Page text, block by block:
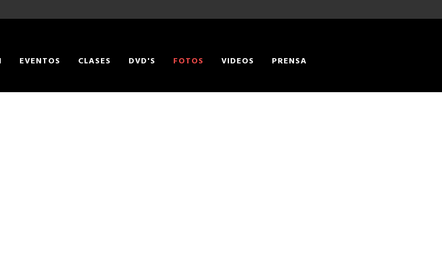
EVENTOS CLASES DVD'S FOTOS VIDEOS PRENSA